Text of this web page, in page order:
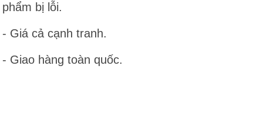
phẩm bị lỗi.
- Giá cả cạnh tranh.
- Giao hàng toàn quốc.